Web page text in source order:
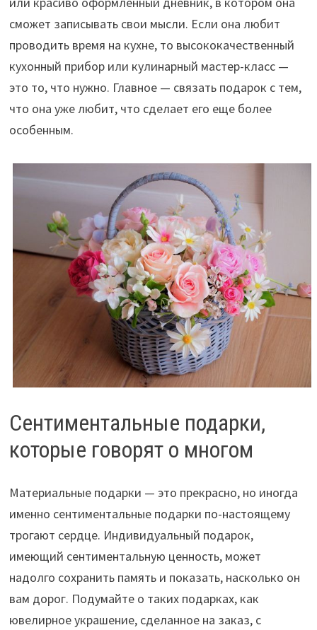
сможет записывать свои мысли. Если она любит
проводить время на кухне, то высококачественный
кухонный прибор или кулинарный мастер-класс —
это то, что нужно. Главное — связать подарок с тем,
что она уже любит, что сделает его еще более
особенным.
Сентиментальные подарки,
которые говорят о многом
Материальные подарки — это прекрасно, но иногда
именно сентиментальные подарки по-настоящему
трогают сердце. Индивидуальный подарок,
имеющий сентиментальную ценность, может
надолго сохранить память и показать, насколько он
вам дорог. Подумайте о таких подарках, как
ювелирное украшение, сделанное на заказ, с